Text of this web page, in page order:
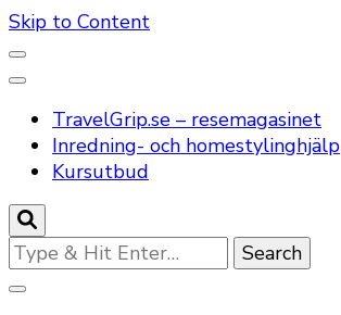
Skip to Content
TravelGrip.se – resemagasinet
Inredning- och homestylinghjälp
Kursutbud
Looking
for
Something?